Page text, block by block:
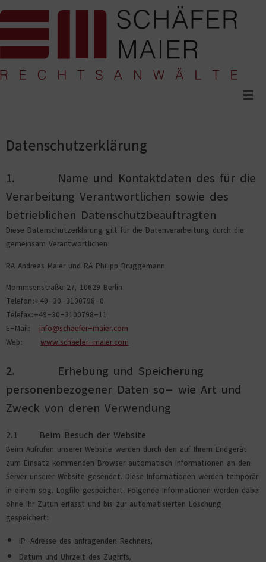
Inhalt
Datenschutzerklärung
1. Name und Kontaktdaten des für die
Verarbeitung Verantwortlichen sowie des
betrieblichen Datenschutzbeauftragten
Diese Datenschutzerklärung gilt für die Datenverarbeitung durch die
gemeinsam Verantwortlichen:
RA Andreas Maier und RA Philipp Brüggemann
Mommsenstraße 27, 10629 Berlin
Telefon:+49-30-3100798-0
Telefax:+49-30-3100798-11
E-Mail: info@schaefer-maier.com
Web: www.schaefer-maier.com
2. Erhebung und Speicherung
personenbezogener Daten so- wie Art und
Zweck von deren Verwendung
2.1 Beim Besuch der Website
Beim Aufrufen unserer Website werden durch den auf Ihrem Endgerät
zum Einsatz kommenden Browser automatisch Informationen an den
Server unserer Website gesendet. Diese Informationen werden temporär
in einem sog. Logfile gespeichert. Folgende Informationen werden dabei
ohne Ihr Zutun erfasst und bis zur automatisierten Löschung
gespeichert:
IP-Adresse des anfragenden Rechners,
Datum und Uhrzeit des Zugriffs,